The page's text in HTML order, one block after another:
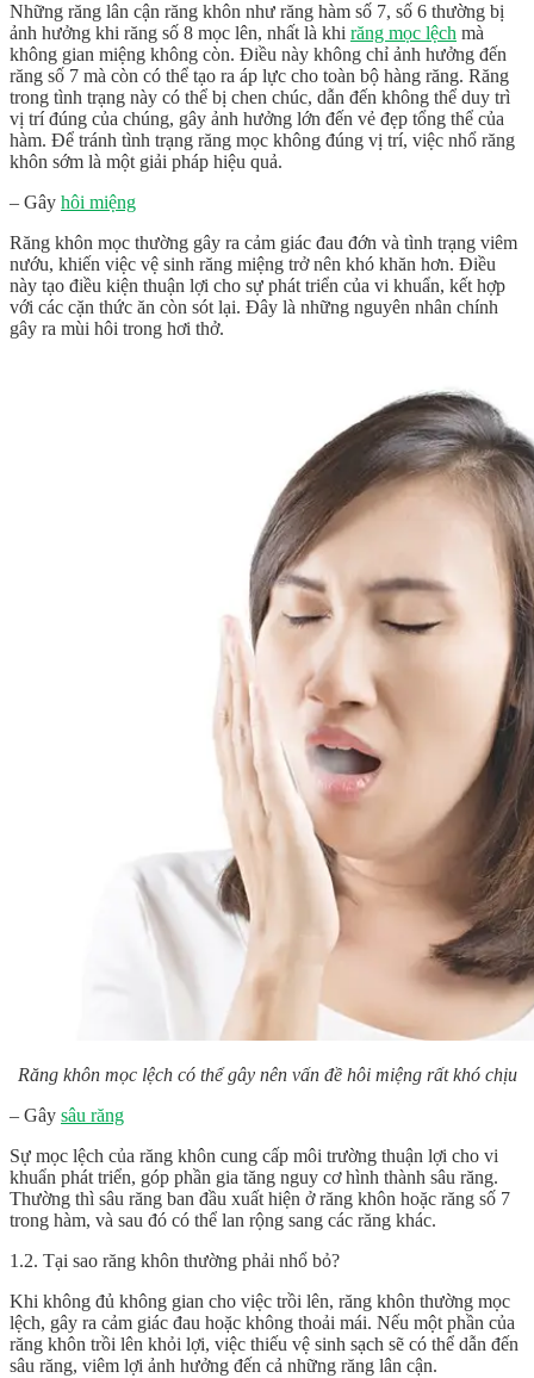
Những răng lân cận răng khôn như răng hàm số 7, số 6 thường bị
ảnh hưởng khi răng số 8 mọc lên, nhất là khi răng mọc lệch mà
không gian miệng không còn. Điều này không chỉ ảnh hưởng đến
răng số 7 mà còn có thể tạo ra áp lực cho toàn bộ hàng răng. Răng
trong tình trạng này có thể bị chen chúc, dẫn đến không thể duy trì
vị trí đúng của chúng, gây ảnh hưởng lớn đến vẻ đẹp tổng thể của
hàm. Để tránh tình trạng răng mọc không đúng vị trí, việc nhổ răng
khôn sớm là một giải pháp hiệu quả.
– Gây hôi miệng
Răng khôn mọc thường gây ra cảm giác đau đớn và tình trạng viêm
nướu, khiến việc vệ sinh răng miệng trở nên khó khăn hơn. Điều
này tạo điều kiện thuận lợi cho sự phát triển của vi khuẩn, kết hợp
với các cặn thức ăn còn sót lại. Đây là những nguyên nhân chính
gây ra mùi hôi trong hơi thở.
Răng khôn mọc lệch có thể gây nên vấn đề hôi miệng rất khó chịu
– Gây sâu răng
Sự mọc lệch của răng khôn cung cấp môi trường thuận lợi cho vi
khuẩn phát triển, góp phần gia tăng nguy cơ hình thành sâu răng.
Thường thì sâu răng ban đầu xuất hiện ở răng khôn hoặc răng số 7
trong hàm, và sau đó có thể lan rộng sang các răng khác.
1.2. Tại sao răng khôn thường phải nhổ bỏ?
Khi không đủ không gian cho việc trồi lên, răng khôn thường mọc
lệch, gây ra cảm giác đau hoặc không thoải mái. Nếu một phần của
răng khôn trồi lên khỏi lợi, việc thiếu vệ sinh sạch sẽ có thể dẫn đến
sâu răng, viêm lợi ảnh hưởng đến cả những răng lân cận.